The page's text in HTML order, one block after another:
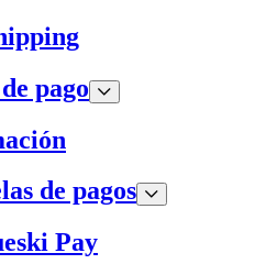
pago
de pagos
Pay